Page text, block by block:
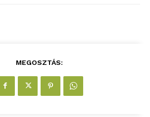
MEGOSZTÁS: